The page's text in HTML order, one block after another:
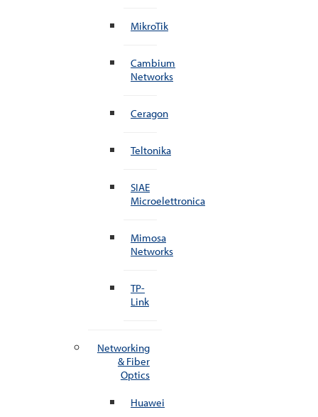
MikroTik
Cambium
Networks
Ceragon
Teltonika
SIAE
Microelettronica
Mimosa
Networks
TP-
Link
Networking
& Fiber
Optics
Huawei